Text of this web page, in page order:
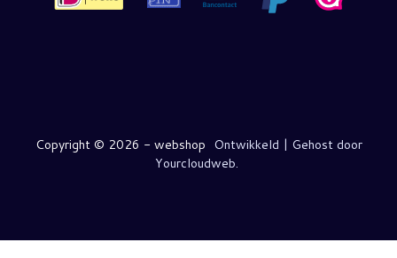
Copyright © 2026 - webshop Ontwikkeld | Gehost door
Yourcloudweb.